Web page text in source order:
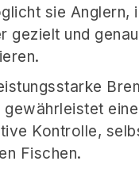
sie Anglern,
gezielt und
gewährleistet eine
Kontrolle,
Fischen.